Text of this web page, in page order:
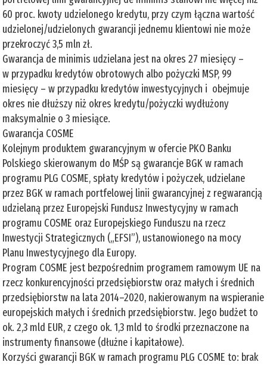
60 proc. kwoty udzielonego kredytu, przy czym łączna wartość
udzielonej/udzielonych gwarancji jednemu klientowi nie może
przekroczyć 3,5 mln zł.
Gwarancja de minimis udzielana jest na okres 27 miesięcy –
w przypadku kredytów obrotowych albo pożyczki MSP, 99
miesięcy – w przypadku kredytów inwestycyjnych i obejmuje
okres nie dłuższy niż okres kredytu/pożyczki wydłużony
maksymalnie o 3 miesiące.
Gwarancja COSME
Kolejnym produktem gwarancyjnym w ofercie PKO Banku
Polskiego skierowanym do MŚP są gwarancje BGK w ramach
programu PLG COSME, spłaty kredytów i pożyczek, udzielane
przez BGK w ramach portfelowej linii gwarancyjnej z regwarancją
udzielaną przez Europejski Fundusz Inwestycyjny w ramach
programu COSME oraz Europejskiego Funduszu na rzecz
Inwestycji Strategicznych („EFSI”), ustanowionego na mocy
Planu Inwestycyjnego dla Europy.
Program COSME jest bezpośrednim programem ramowym UE na
rzecz konkurencyjności przedsiębiorstw oraz małych i średnich
przedsiębiorstw na lata 2014–2020, nakierowanym na wspieranie
europejskich małych i średnich przedsiębiorstw. Jego budżet to
ok. 2,3 mld EUR, z czego ok. 1,3 mld to środki przeznaczone na
instrumenty finansowe (dłużne i kapitałowe).
Korzyści gwarancji BGK w ramach programu PLG COSME to: brak